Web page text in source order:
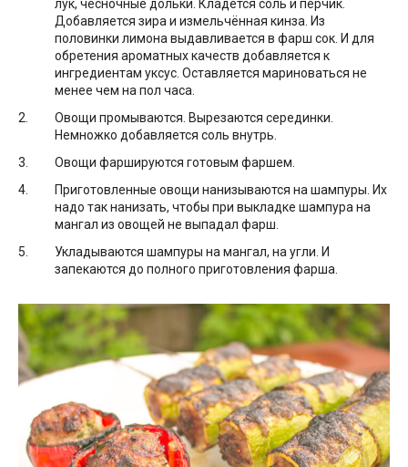
лук, чесночные дольки. Кладётся соль и перчик.
Добавляется зира и измельчённая кинза. Из
половинки лимона выдавливается в фарш сок. И для
обретения ароматных качеств добавляется к
ингредиентам уксус. Оставляется мариноваться не
менее чем на пол часа.
Овощи промываются. Вырезаются серединки.
Немножко добавляется соль внутрь.
Овощи фаршируются готовым фаршем.
Приготовленные овощи нанизываются на шампуры. Их
надо так нанизать, чтобы при выкладке шампура на
мангал из овощей не выпадал фарш.
Укладываются шампуры на мангал, на угли. И
запекаются до полного приготовления фарша.